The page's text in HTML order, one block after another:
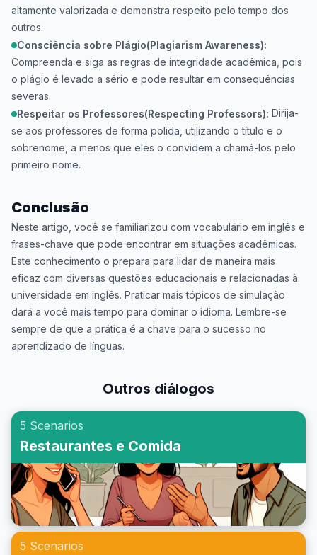
altamente valorizada e demonstra respeito pelo tempo dos
outros.
Consciência sobre Plágio(Plagiarism Awareness):
Compreenda e siga as regras de integridade acadêmica, pois
o plágio é levado a sério e pode resultar em consequências
severas.
Respeitar os Professores(Respecting Professors): Dirija-
se aos professores de forma polida, utilizando o título e o
sobrenome, a menos que eles o convidem a chamá-los pelo
primeiro nome.
Conclusão
Neste artigo, você se familiarizou com vocabulário em inglês e
frases-chave que pode encontrar em situações acadêmicas.
Este conhecimento o prepara para lidar de maneira mais
eficaz com diversas questões educacionais e relacionadas à
universidade em inglês. Praticar mais tópicos de simulação
dará a você mais tempo para dominar o idioma. Lembre-se
sempre de que a prática é a chave para o sucesso no
aprendizado de línguas.
Outros diálogos
5 Scenarios
Restaurantes e Comida
5 Scenarios